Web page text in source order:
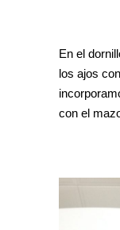
En el
los ajos
con el